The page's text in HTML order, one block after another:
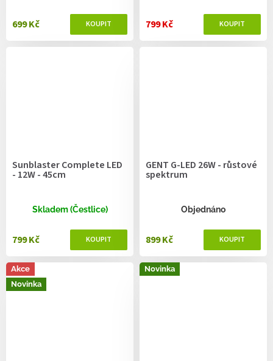
699 Kč 799 Kč
Sunblaster Complete LED
- 12W - 45cm
Skladem (Čestlice)
799 Kč
GENT G-LED 26W - růstové
spektrum
Objednáno
899 Kč
Akce
Novinka
Novinka